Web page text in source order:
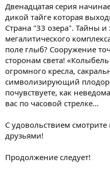
Двенадцатая серия
дикой тайге которая
Страна "33 озера". Тайны и
мегалитического
поле глыб? Сооружение
сторонам света!
огромного кресла,
символизирующий
почувствуете, как
вас по часовой стрелке...
С удовольствием
друзьями!
Продолжение следует!